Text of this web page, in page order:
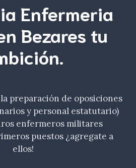
Enfermeria
Bezares tu
.
preparación de oposiciones
y personal estatutario)
enfermeros militares
puestos ¿agregate a
ellos!